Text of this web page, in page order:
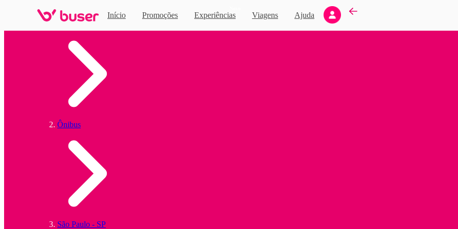
Início Promoções Experiências Viagens Ajuda
Ônibus
São Paulo - SP